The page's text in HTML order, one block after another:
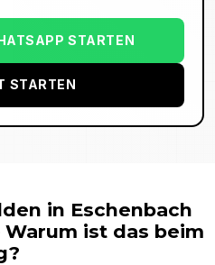
STARTEN
STARTEN
in Eschenbach
Warum ist das beim